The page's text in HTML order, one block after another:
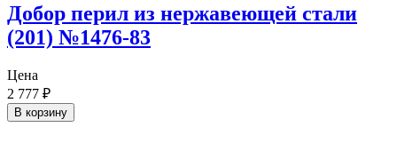
Добор перил из нержавеющей стали
(201) №1476-83
Цена
2 777 ₽
В корзину